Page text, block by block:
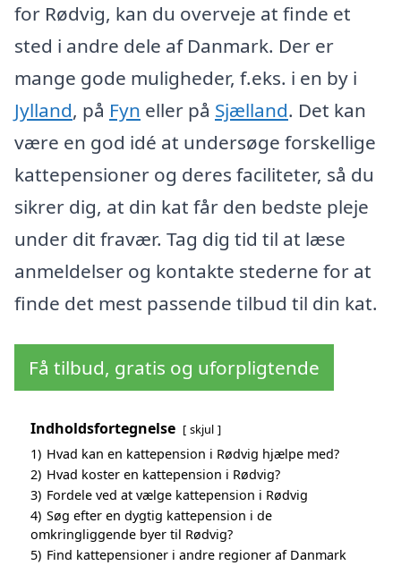
for Rødvig, kan du overveje at finde et
sted i andre dele af Danmark. Der er
mange gode muligheder, f.eks. i en by i
Jylland, på Fyn eller på Sjælland. Det kan
være en god idé at undersøge forskellige
kattepensioner og deres faciliteter, så du
sikrer dig, at din kat får den bedste pleje
under dit fravær. Tag dig tid til at læse
anmeldelser og kontakte stederne for at
finde det mest passende tilbud til din kat.
Få tilbud, gratis og uforpligtende
Indholdsfortegnelse skjul
1) Hvad kan en kattepension i Rødvig hjælpe med?
2) Hvad koster en kattepension i Rødvig?
3) Fordele ved at vælge kattepension i Rødvig
4) Søg efter en dygtig kattepension i de
omkringliggende byer til Rødvig?
5) Find kattepensioner i andre regioner af Danmark